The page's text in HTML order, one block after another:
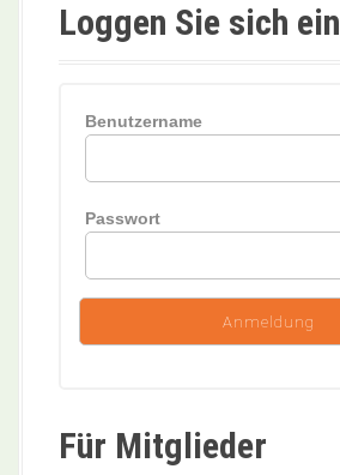
Loggen Sie sich ein
Benutzername
Passwort
Für Mitglieder